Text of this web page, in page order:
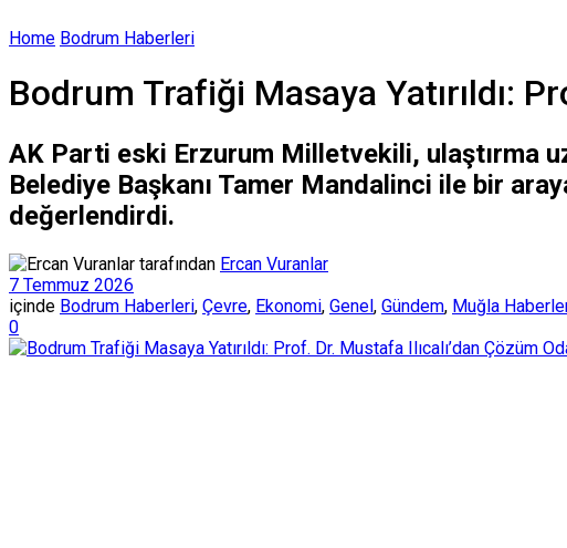
Home Bodrum Haberleri
Bodrum Trafiği Masaya Yatırıldı:
AK Parti eski Erzurum Milletvekili, ulaştırma
Belediye Başkanı Tamer Mandalinci ile bir
değerlendirdi.
tarafından Ercan Vuranlar
7 Temmuz 2026
içinde Bodrum Haberleri, Çevre, Ekonomi, Genel, Gündem, Muğla
0